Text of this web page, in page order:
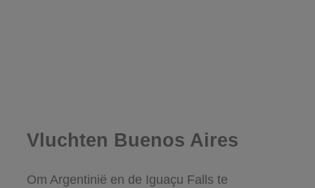
Vluchten Buenos Aires
Om Argentinië en de Iguaçu Falls te